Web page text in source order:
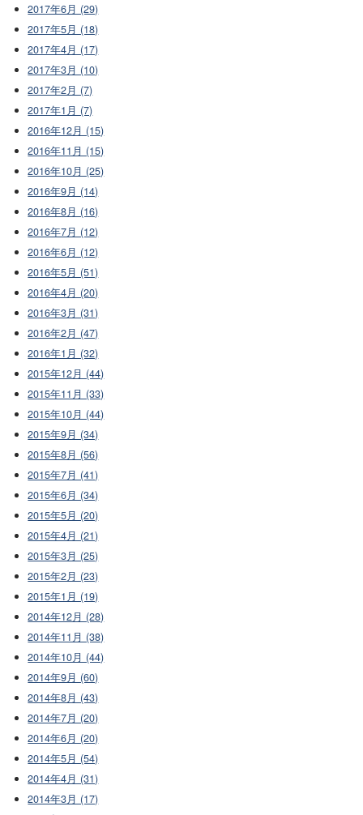
2017年6月 (29)
2017年5月 (18)
2017年4月 (17)
2017年3月 (10)
2017年2月 (7)
2017年1月 (7)
2016年12月 (15)
2016年11月 (15)
2016年10月 (25)
2016年9月 (14)
2016年8月 (16)
2016年7月 (12)
2016年6月 (12)
2016年5月 (51)
2016年4月 (20)
2016年3月 (31)
2016年2月 (47)
2016年1月 (32)
2015年12月 (44)
2015年11月 (33)
2015年10月 (44)
2015年9月 (34)
2015年8月 (56)
2015年7月 (41)
2015年6月 (34)
2015年5月 (20)
2015年4月 (21)
2015年3月 (25)
2015年2月 (23)
2015年1月 (19)
2014年12月 (28)
2014年11月 (38)
2014年10月 (44)
2014年9月 (60)
2014年8月 (43)
2014年7月 (20)
2014年6月 (20)
2014年5月 (54)
2014年4月 (31)
2014年3月 (17)